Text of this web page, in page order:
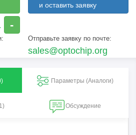
-
и оставить заявку
Отправьте заявку по почте:
sales@optochip.org
) Параметры (Aналоги)
Обсуждение